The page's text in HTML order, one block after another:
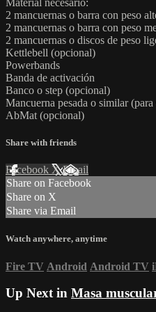
Material necesario:
2 mancuernas o barra con peso
2 mancuernas o barra con peso
2 mancuernas o discos de peso
Kettlebell (opcional)
Powerbands
Banda de activación
Banco o step (opcional)
Mancuerna pesada o similar
AbMat (opcional)
Share with friends
Facebook XEmail
Share on Facebook
Share on X
Share via Email
Watch anywhere, anytime
Fire TV Android Android TV
Up Next in Masa